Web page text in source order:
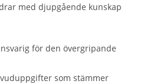
med djupgående kunskap
för den övergripande
som stämmer